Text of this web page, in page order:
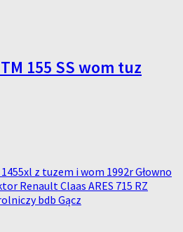
155 SS wom tuz
1455xl z tuzem i wom 1992r Głowno
Renault Claas ARES 715 RZ
bdb Gącz